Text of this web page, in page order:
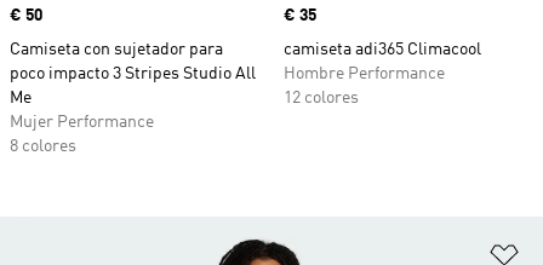
Precio
€ 50
Camiseta con sujetador para
poco impacto 3 Stripes Studio All
Me
Mujer Performance
8 colores
Precio
€ 35
camiseta adi365 Climacool
Hombre Performance
12 colores